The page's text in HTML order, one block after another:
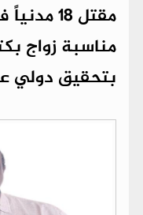
مقتل
مناسبة زواج
بتحقيق دولي